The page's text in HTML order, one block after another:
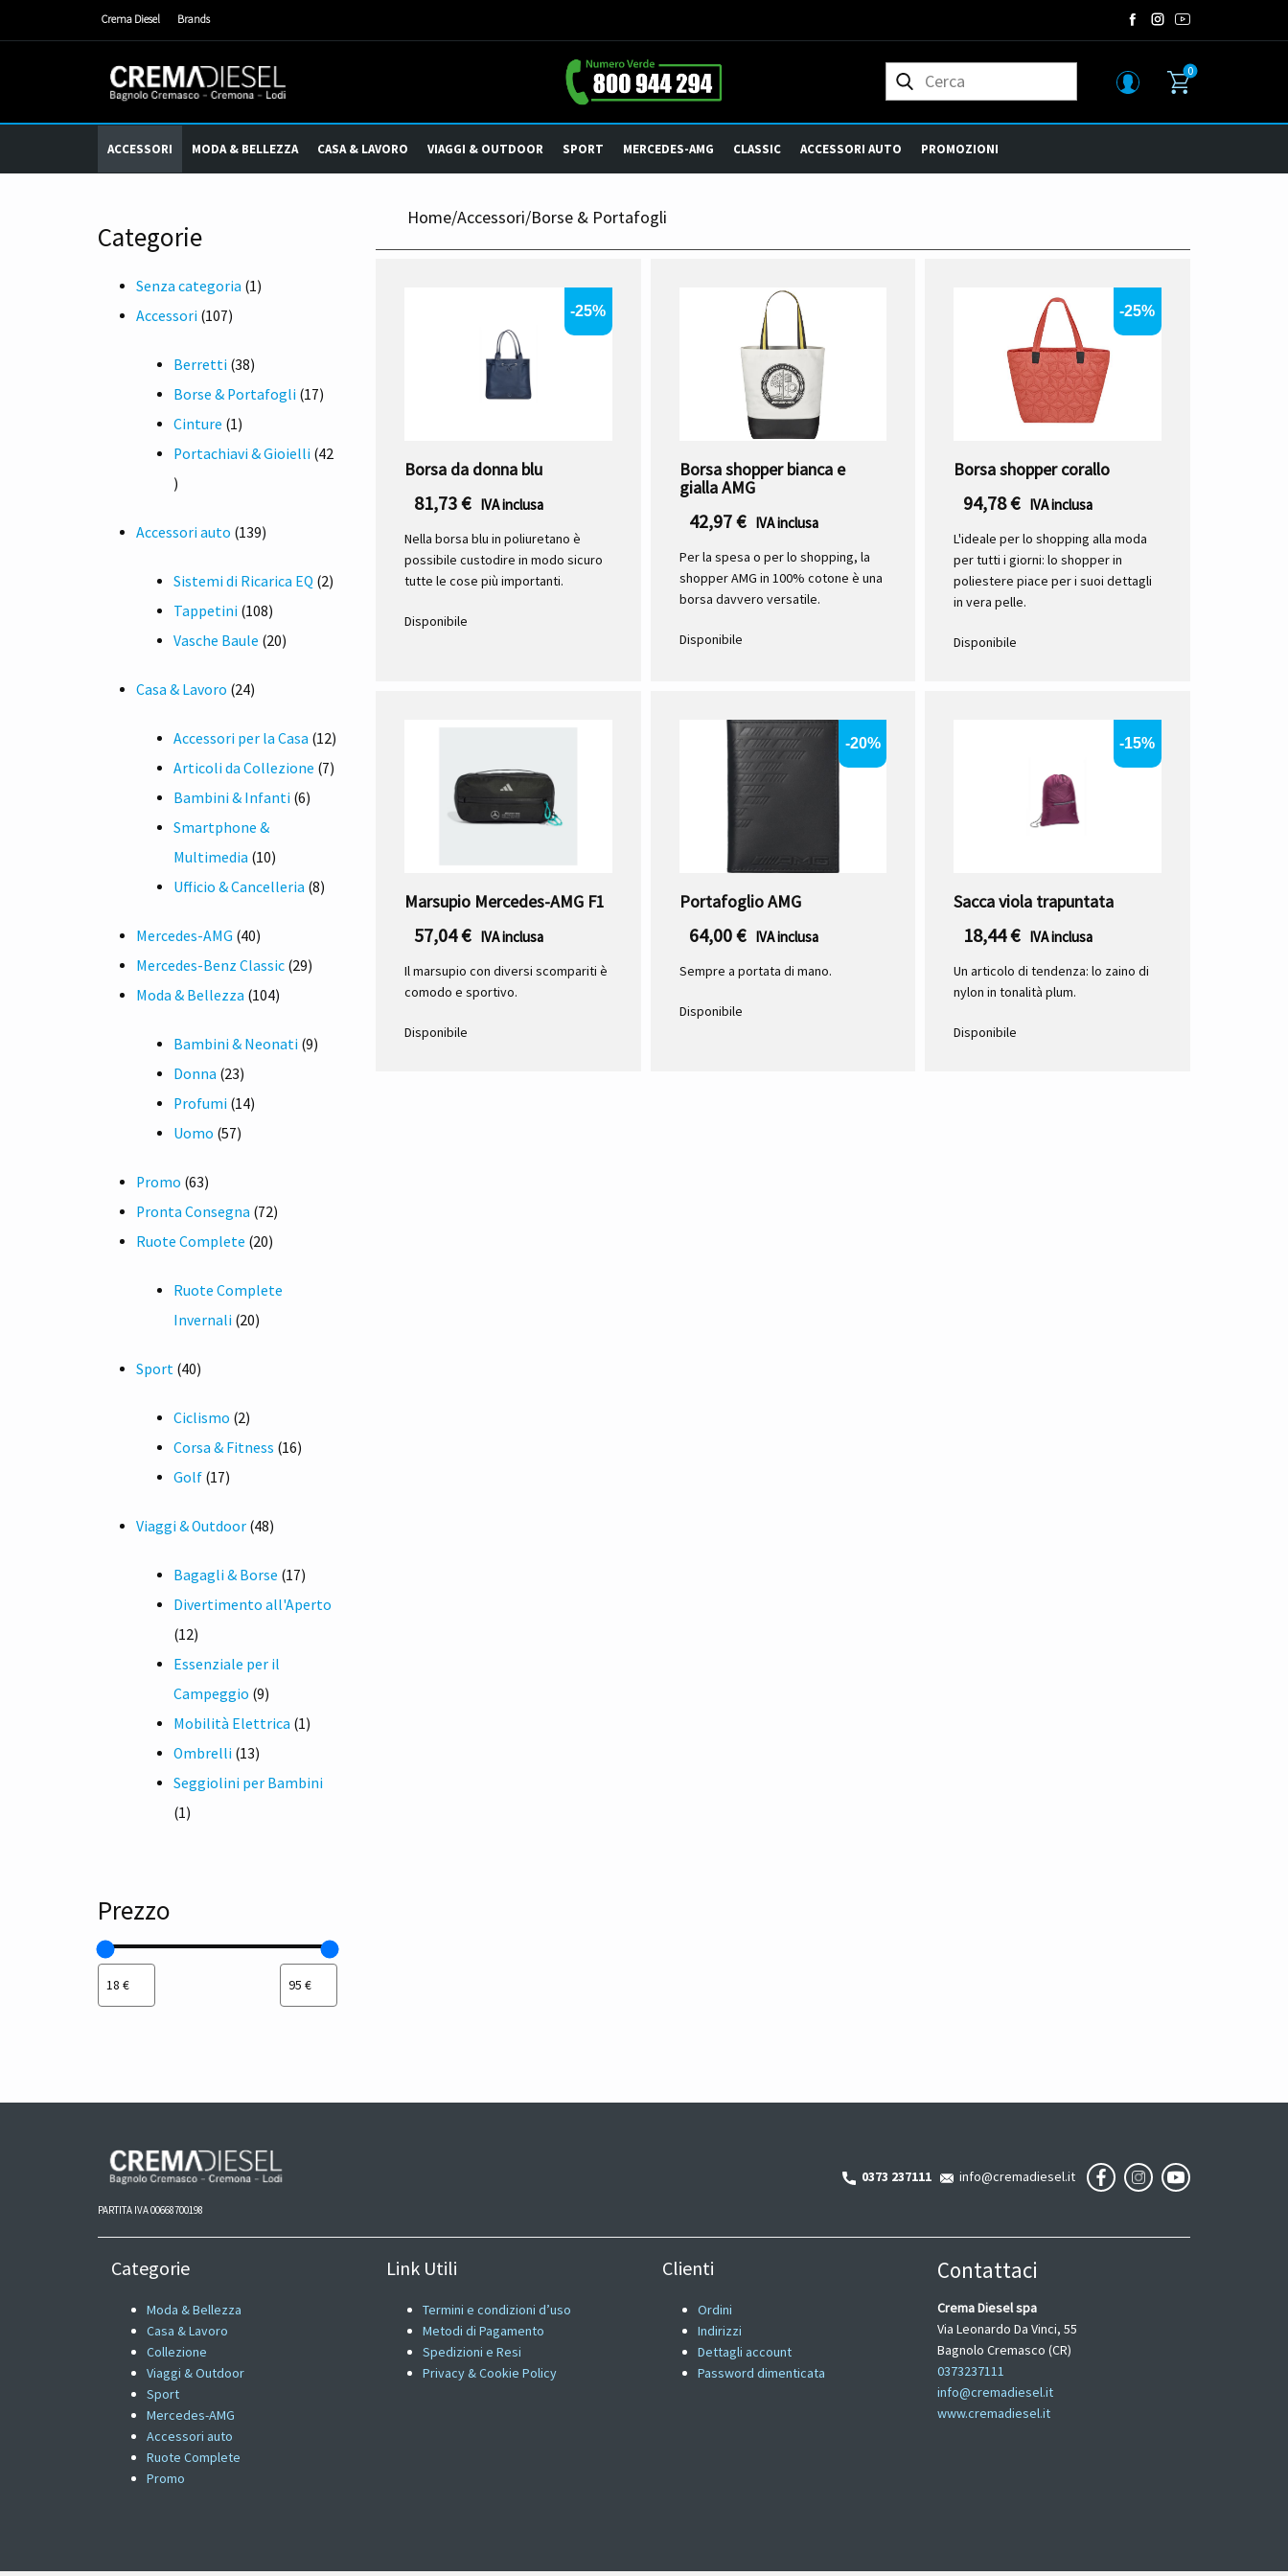
Crema Diesel Brands
0
ACCESSORI MODA & BELLEZZA CASA & LAVORO VIAGGI & OUTDOOR SPORT MERCEDES-AMG CLASSIC ACCESSORI AUTO PROMOZIONI
Categorie
Senza categoria 11
Accessori 107107
Berretti 3838
prodotti
Borse & Portafogli 1717
Cinture 11
prodotto
Portachiavi & Gioielli 42
42
Accessori auto 139139
Sistemi di Ricarica EQ 22
Tappetini 108108
prodotti
Vasche Baule 2020
Casa & Lavoro 2424
Accessori per la Casa 1212
prodotti
Articoli da Collezione 77
Bambini & Infanti 66
Smartphone &
Multimedia 1010
prodotti
Ufficio & Cancelleria 88
Mercedes-AMG 4040
prodotti
Mercedes-Benz Classic 2929
Moda & Bellezza 104104
Bambini & Neonati 99
Donna 2323
prodotti
Profumi 1414
Uomo 5757
Promo 6363
prodotti
Pronta Consegna 7272
prodotti
Ruote Complete 2020
Ruote Complete
Invernali 2020
Sport 4040
Ciclismo 22
prodotti
Corsa & Fitness 1616
Golf 1717
Viaggi & Outdoor 4848
Bagagli & Borse 1717
prodotti
Divertimento all'Aperto
1212
prodotti
Essenziale per il
Campeggio 99
prodotti
Mobilità Elettrica 11
Ombrelli 1313
prodotti
Seggiolini per Bambini
11
Prezzo
Home/Accessori/Borse & Portafogli
-25%
Borsa da donna blu
81,73€ IVA inclusa
Nella borsa blu in poliuretano è
possibile custodire in modo sicuro
tutte le cose più importanti.
Disponibile
Borsa shopper bianca e
gialla AMG
42,97€ IVA inclusa
Per la spesa o per lo shopping, la
shopper AMG in 100% cotone è una
borsa davvero versatile.
Disponibile
-25%
Borsa shopper corallo
94,78€ IVA inclusa
L'ideale per lo shopping alla moda
per tutti i giorni: lo shopper in
poliestere piace per i suoi dettagli
in vera pelle.
Disponibile
Marsupio Mercedes-AMG F1
57,04€ IVA inclusa
Il marsupio con diversi scompariti è
comodo e sportivo.
Disponibile
-20%
Portafoglio AMG
64,00€ IVA inclusa
Sempre a portata di mano.
Disponibile
-15%
Sacca viola trapuntata
18,44€ IVA inclusa
Un articolo di tendenza: lo zaino di
nylon in tonalità plum.
Disponibile
info@cremadiesel.it
0373 237111
PARTITA IVA 00668700198
Categorie
Moda & Bellezza
Casa & Lavoro
Collezione
Viaggi & Outdoor
Sport
Mercedes-AMG
Accessori auto
Ruote Complete
Promo
Link Utili
Termini e condizioni d’uso
Metodi di Pagamento
Spedizioni e Resi
Privacy & Cookie Policy
Clienti
Ordini
Indirizzi
Dettagli account
Password dimenticata
Contattaci
Crema Diesel spa
Via Leonardo Da Vinci, 55
Bagnolo Cremasco (CR)
0373237111
info@cremadiesel.it
www.cremadiesel.it